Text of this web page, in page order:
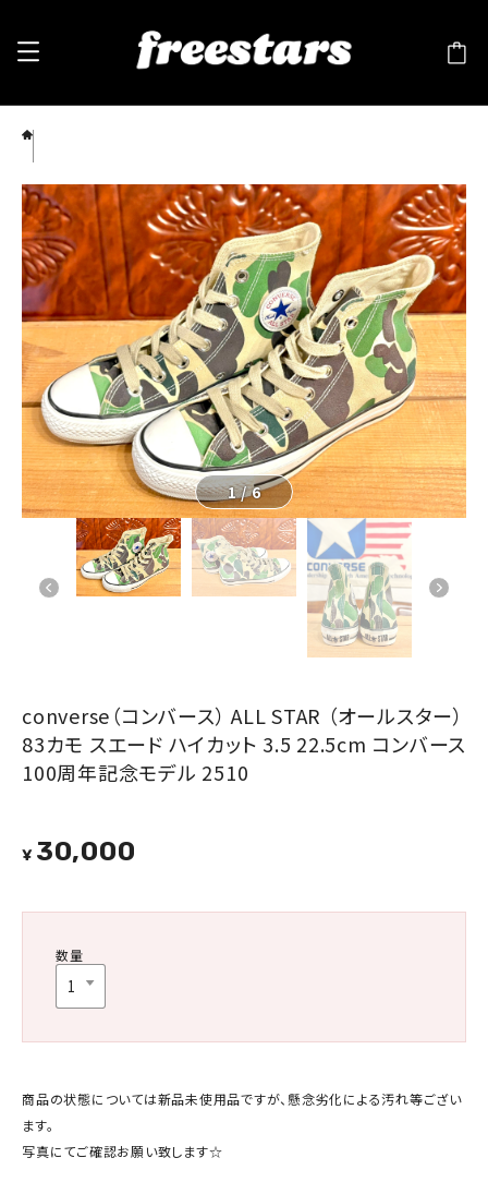
22.5cm コンバース100周年記念モデル 2510
1/6
converse（コンバース） ALL STAR （オールスター）
83カモ スエード ハイカット 3.5 22.5cm コンバース
100周年記念モデル 2510
¥ 30,000
数量
商品の状態については新品未使用品ですが、懸念劣化による汚れ等ござい
ます。
写真にてご確認お願い致します☆